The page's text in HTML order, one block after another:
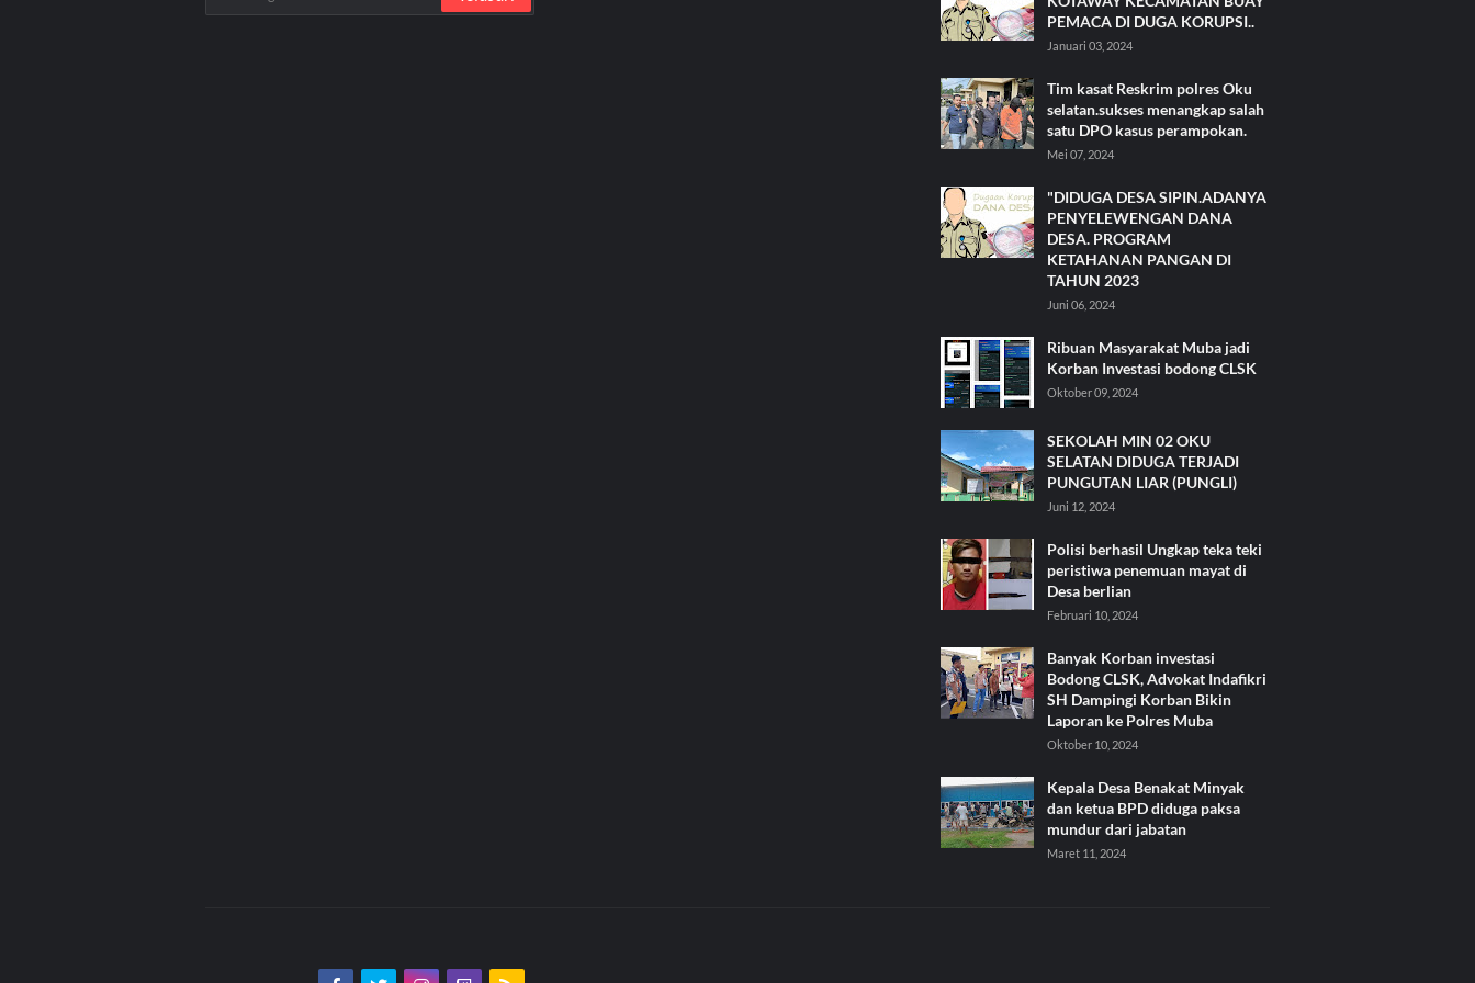
PEMACA DI DUGA KORUPSI..
Januari 03, 2024
Tim kasat Reskrim polres Oku
selatan.sukses menangkap salah
satu DPO kasus perampokan.
Mei 07, 2024
"DIDUGA DESA SIPIN.ADANYA
PENYELEWENGAN DANA
DESA. PROGRAM
KETAHANAN PANGAN DI
TAHUN 2023
Juni 06, 2024
Ribuan Masyarakat Muba jadi
Korban Investasi bodong CLSK
Oktober 09, 2024
SEKOLAH MIN 02 OKU
SELATAN DIDUGA TERJADI
PUNGUTAN LIAR (PUNGLI)
Juni 12, 2024
Polisi berhasil Ungkap teka teki
peristiwa penemuan mayat di
Desa berlian
Februari 10, 2024
Banyak Korban investasi
Bodong CLSK, Advokat Indafikri
SH Dampingi Korban Bikin
Laporan ke Polres Muba
Oktober 10, 2024
Kepala Desa Benakat Minyak
dan ketua BPD diduga paksa
mundur dari jabatan
Maret 11, 2024